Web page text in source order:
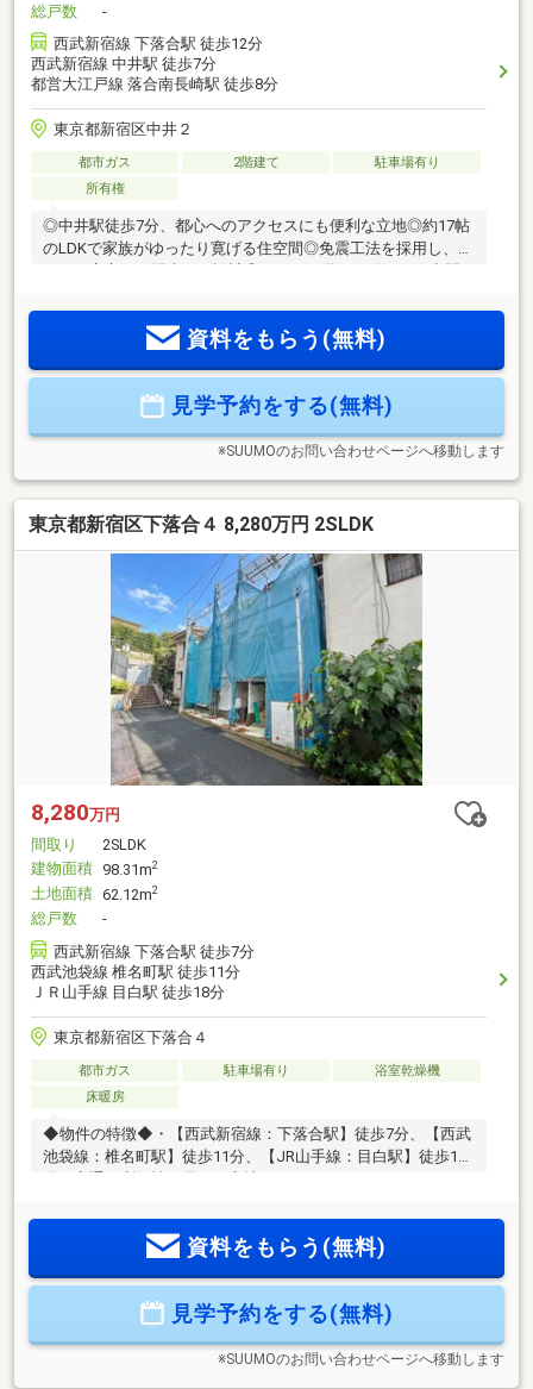
総戸数
-
西武新宿線 下落合駅 徒歩12分
西武新宿線 中井駅 徒歩7分
都営大江戸線 落合南長崎駅 徒歩8分
東京都新宿区中井２
都市ガス 2階建て
駐車場有り
所有権
◎中井駅徒歩7分、都心へのアクセスにも便利な立地◎約17帖
のLDKで家族がゆったり寛げる住空間◎免震工法を採用し、住
帯にも嬉しい環境♪現地内覧予約受付中です♪見学をご希望の
方は『見学予約をする』ボタンから事前にご予約ください。
ます♪□現地／物件見学（30分～）□資金計画のご相談（30分
～）□ご希望条件のご相談（15分～）
資料をもらう(無料)
見学予約をする(無料)
※SUUMOのお問い合わせページへ移動します
東京都新宿区下落合４ 8,280万円 2SLDK
8,280万円
間取り
2SLDK
建物面積 98.31m2
土地面積 62.12m2
総戸数
-
西武新宿線 下落合駅 徒歩7分
西武池袋線 椎名町駅 徒歩11分
ＪＲ山手線 目白駅 徒歩18分
東京都新宿区下落合４
都市ガス 駐車場有り
浴室乾燥機
床暖房
◆物件の特徴◆・【西武新宿線：下落合駅】徒歩7分、【西武
池袋線：椎名町駅】徒歩11分、【JR山手線：目白駅】徒歩18
室6帖以上プラス収納スペース付♪・床暖房、食洗機、浴室暖
房乾燥機が標準装備！◆周辺環境の特徴◆・保育園は徒歩4分
徒歩4分圏内、スーパーは徒歩5分圏内、ドラッグストアは徒
資料をもらう(無料)
見学予約をする(無料)
※SUUMOのお問い合わせページへ移動します